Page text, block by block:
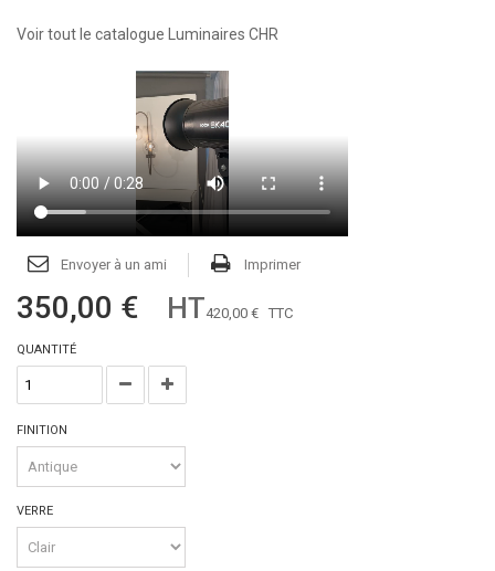
Voir tout le catalogue Luminaires CHR
Envoyer à un ami Imprimer
350,00 € HT420,00 € TTC
QUANTITÉ
FINITION
VERRE